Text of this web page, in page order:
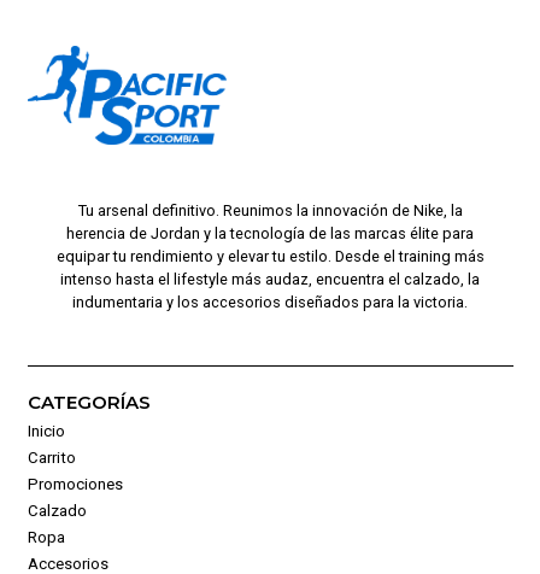
Tu arsenal definitivo. Reunimos la innovación de Nike, la
herencia de Jordan y la tecnología de las marcas élite para
equipar tu rendimiento y elevar tu estilo. Desde el training más
intenso hasta el lifestyle más audaz, encuentra el calzado, la
indumentaria y los accesorios diseñados para la victoria.
CATEGORÍAS
Inicio
Carrito
Promociones
Calzado
Ropa
Accesorios